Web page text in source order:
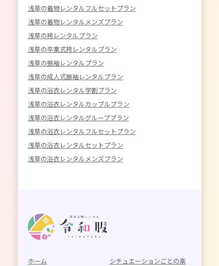
浅草の着物レンタルフルセットプラン
浅草の着物レンタルメンズプラン
浅草の袴レンタルプラン
浅草の卒業式袴レンタルプラン
浅草の振袖レンタルプラン
浅草の成人式振袖レンタルプラン
浅草の浴衣レンタル学割プラン
浅草の浴衣レンタルカップルプラン
浅草の浴衣レンタルグループプラン
浅草の浴衣レンタルフルセットプラン
浅草の浴衣レンタルセットプラン
浅草の浴衣レンタルメンズプラン
ホーム
シチュエーションごとの楽